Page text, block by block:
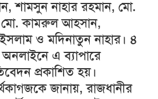
শামসুন নাহার রহমান, মো.
কামরুল আহসান,
ও মদিনাতুন নাহার। ৪
অনলাইনে এ ব্যাপারে
প্রকাশিত হয়।
জানায়, রাজধানীর